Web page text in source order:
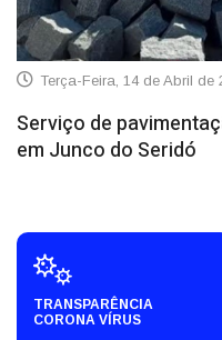
Terça-Feira, 14 de Abril de
Serviço de
em Junco do Seridó
TRANSPARÊNCIA
CORONA VÍRUS